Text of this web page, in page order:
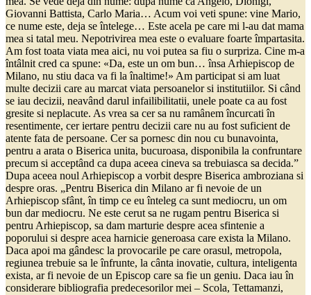
Giovanni Battista, Carlo Maria… Acum voi veti spune: vine Mario,
ce nume este, deja se întelege… Este acela pe care mi l-au dat mama
mea si tatal meu. Nepotrivirea mea este o evaluare foarte împartasita.
Am fost toata viata mea aici, nu voi putea sa fiu o surpriza. Cine m-a
întâlnit cred ca spune: «Da, este un om bun… însa Arhiepiscop de
Milano, nu stiu daca va fi la înaltime!» Am participat si am luat
multe decizii care au marcat viata persoanelor si institutiilor. Si când
se iau decizii, neavând darul infailibilitatii, unele poate ca au fost
gresite si neplacute. As vrea sa cer sa nu ramânem încurcati în
resentimente, cer iertare pentru decizii care nu au fost suficient de
atente fata de persoane. Cer sa pornesc din nou cu bunavointa,
pentru a arata o Biserica unita, bucuroasa, disponibila la confruntare
precum si acceptând ca dupa aceea cineva sa trebuiasca sa decida.”
Dupa aceea noul Arhiepiscop a vorbit despre Biserica ambroziana si
despre oras. „Pentru Biserica din Milano ar fi nevoie de un
Arhiepiscop sfânt, în timp ce eu înteleg ca sunt mediocru, un om
bun dar mediocru. Ne este cerut sa ne rugam pentru Biserica si
pentru Arhiepiscop, sa dam marturie despre acea sfintenie a
poporului si despre acea harnicie generoasa care exista la Milano.
Daca apoi ma gândesc la provocarile pe care orasul, metropola,
regiunea trebuie sa le înfrunte, la cânta inovatie, cultura, inteligenta
exista, ar fi nevoie de un Episcop care sa fie un geniu. Daca iau în
considerare bibliografia predecesorilor mei – Scola, Tettamanzi,